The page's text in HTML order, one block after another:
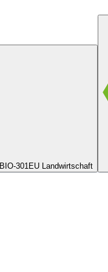
301EU Landwirtschaft